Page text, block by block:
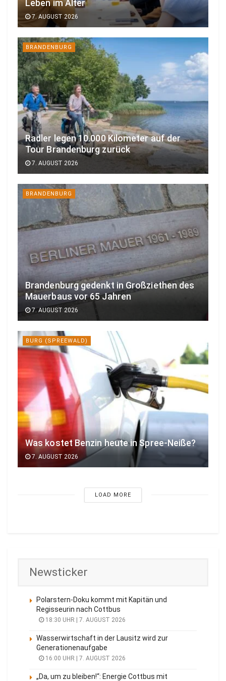
Leben im Alter
7. AUGUST 2026
BRANDENBURG
Radler legen 10.000 Kilometer auf der
Tour Brandenburg zurück
7. AUGUST 2026
BRANDENBURG
Brandenburg gedenkt in Großziethen des
Mauerbaus vor 65 Jahren
7. AUGUST 2026
BURG (SPREEWALD)
Was kostet Benzin heute in Spree-Neiße?
7. AUGUST 2026
LOAD MORE
Newsticker
Polarstern-Doku kommt mit Kapitän und
Regisseurin nach Cottbus
18:30 UHR | 7. AUGUST 2026
Wasserwirtschaft in der Lausitz wird zur
Generationenaufgabe
16:00 UHR | 7. AUGUST 2026
„Da, um zu bleiben!“: Energie Cottbus mit